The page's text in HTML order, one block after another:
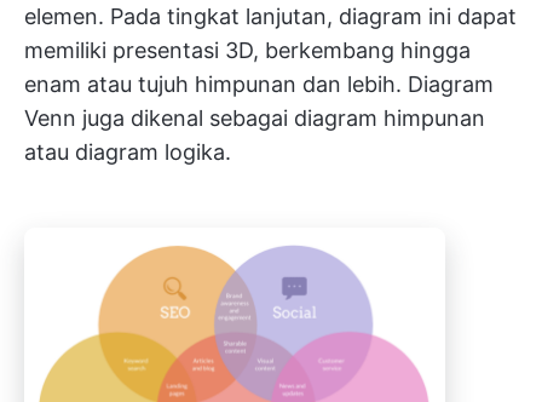
elemen. Pada tingkat lanjutan, diagram ini dapat
memiliki presentasi 3D, berkembang hingga
enam atau tujuh himpunan dan lebih. Diagram
Venn juga dikenal sebagai diagram himpunan
atau diagram logika.